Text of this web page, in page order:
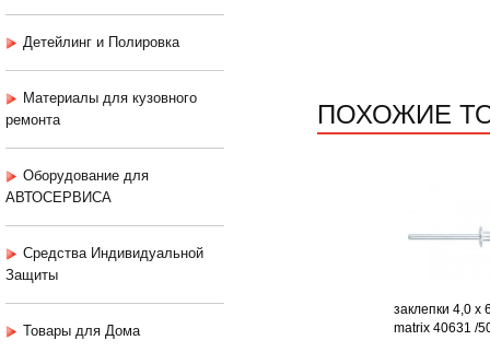
Детейлинг и Полировка
Материалы для кузовного
ремонта
Оборудование для
АВТОСЕРВИСА
Средства Индивидуальной
Защиты
Товары для Дома
ПОХОЖИЕ
заклепки 4,0 х
matrix 40631 /